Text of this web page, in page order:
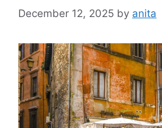
December 12, 2025 by anita